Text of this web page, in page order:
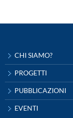
CHI SIAMO?
PROGETTI
PUBBLICAZIONI
EVENTI